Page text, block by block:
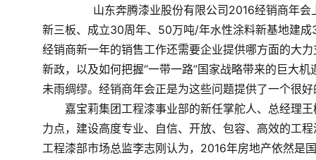
新三板、成立30周年、50万吨/年水性涂料新基地建
经销商新一年的销售工作还需要企业提供哪方面的大
新政，以及如何把握“一带一路”国家战略带来的巨大
未雨绸缪。经销商年会正是为这些问题提供了一个很
嘉宝莉集团工程漆事业部的新任掌舵人、总经理王
力点，建设高度专业、自信、开放、包容、高效的工
工程漆部市场总监李志刚认为，2016年房地产依然是